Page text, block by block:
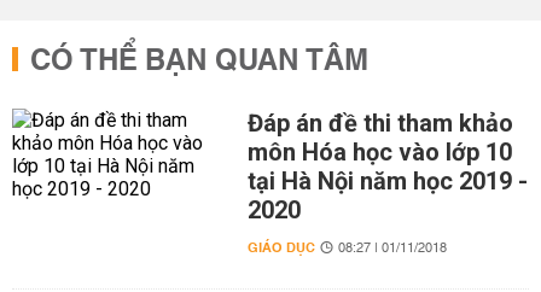
CÓ THỂ BẠN QUAN TÂM
Đáp án đề thi tham khảo
môn Hóa học vào lớp 10
tại Hà Nội năm học 2019 -
2020
GIÁO DỤC 08:27 | 01/11/2018